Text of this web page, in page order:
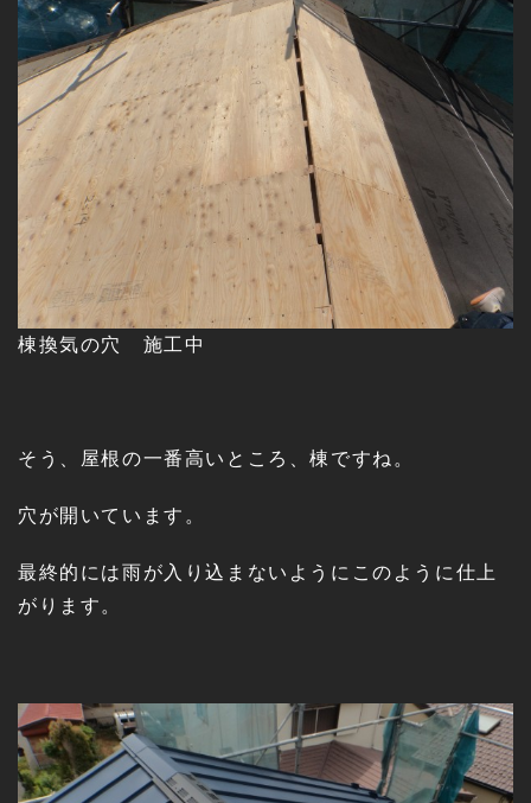
棟換気の穴 施工中
そう、屋根の一番高いところ、棟ですね。
穴が開いています。
最終的には雨が入り込まないようにこのように仕上
がります。